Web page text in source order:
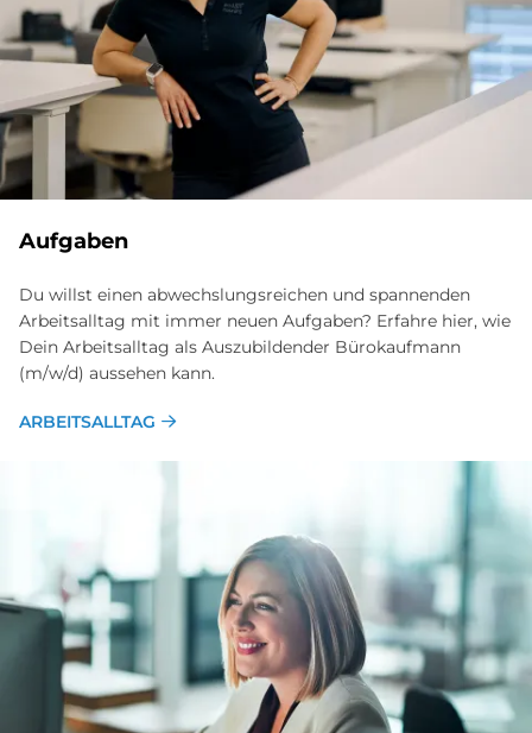
Auf­ga­ben
Du willst einen abwechslungsreichen und spannenden
Arbeitsalltag mit immer neuen Aufgaben? Erfahre hier, wie
Dein Arbeitsalltag als Auszubildender Bürokaufmann
(m/w/d) aussehen kann.
ARBEITSALLTAG